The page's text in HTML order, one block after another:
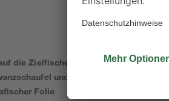
die Zielfische, natürliches Design
und 3-D-Augen
Folie